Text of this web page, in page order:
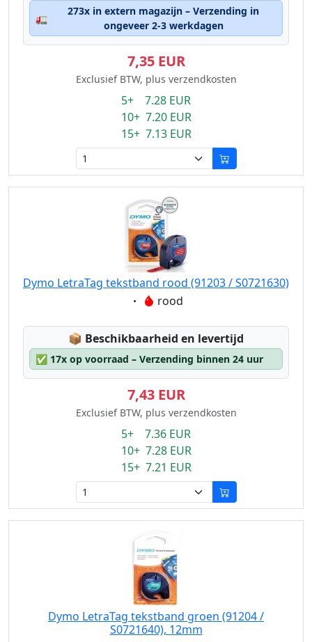
🚛
273x in extern magazijn – Verzending in
ongeveer 2-3 werkdagen
7,35 EUR
Exclusief BTW, plus verzendkosten
5+ 7.28 EUR
10+ 7.20 EUR
15+ 7.13 EUR
Dymo LetraTag tekstband rood (91203 / S0721630)
Eigenschaft:
rood
📦 Lagerstatus:
Beschikbaarheid en levertijd
✅ 17x op voorraad – Verzending binnen 24 uur
7,43 EUR
Exclusief BTW, plus verzendkosten
5+ 7.36 EUR
10+ 7.28 EUR
15+ 7.21 EUR
Dymo LetraTag tekstband groen (91204 /
S0721640), 12mm